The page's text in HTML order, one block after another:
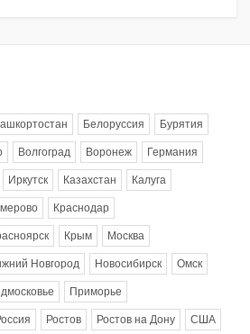
Белоруссия Бурятия
Волгоград Воронеж Германия
Иркутск Казахстан Калуга
Краснодар
Крым Москва
Новгород Новосибирск Омск
Приморье
Ростов Ростов на Дону США